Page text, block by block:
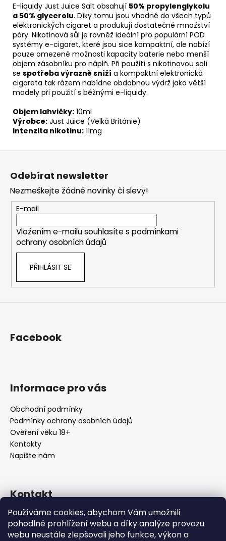
Používáme cookies, abychom Vám umožnili
pohodlné prohlížení webu a díky analýze provozu
webu neustále zlepšovali jeho funkce, výkon a
E-liquidy Just Juice Salt obsahují 50% propylenglykolu
a 50% glycerolu. Díky tomu jsou vhodné do všech typů
elektronických cigaret a produkují dostatečné množství
páry. Nikotinová sůl je rovněž ideální pro populární POD
systémy e-cigaret, které jsou sice kompaktní, ale nabízí
pouze omezené možnosti kapacity baterie nebo menší
objem zásobníku pro náplň. Při použití s nikotinovou solí
se spotřeba výrazně sníží a kompaktní elektronická
cigareta tak rázem nabídne obdobnou výdrž jako větší
modely při použití s běžnými e-liquidy.
Objem lahvičky: 10ml
Výrobce: Just Juice (Velká Británie)
Intenzita nikotinu: 11mg
Z
Odebírat newsletter
Nezmeškejte žádné novinky či slevy!
E-mail
Vložením e-mailu souhlasíte s podmínkami
ochrany osobních údajů
PŘIHLÁSIT SE
Facebook
Informace pro vás
Obchodní podmínky
Podmínky ochrany osobních údajů
Ověření věku 18+
Kontakty
Napište nám
Kontakt
info@urbansmoke.cz
+420602745932
UrbanSmoke